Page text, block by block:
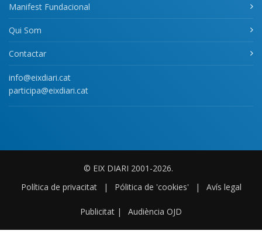
Manifest Fundacional
Qui Som
Contactar
info@eixdiari.cat
participa@eixdiari.cat
© EIX DIARI 2001-2026.
Política de privacitat
| Pólitica de 'cookies' | Avís legal
Publicitat | Audiència OJD